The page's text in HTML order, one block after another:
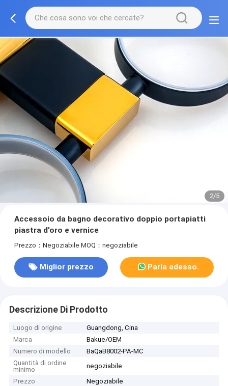
2/5
Accessoio da bagno decorativo doppio portapiatti
piastra d'oro e vernice
Prezzo：Negoziabile MOQ：negoziabile
Miglior prezzo Parla adesso.
Descrizione Di Prodotto
Luogo di origine
Guangdong, Cina
Marca
Bakue/OEM
Numero di modello
BaQaB8002-PA-MC
Quantità di ordine
minimo
negoziabile
Prezzo
Negoziabile